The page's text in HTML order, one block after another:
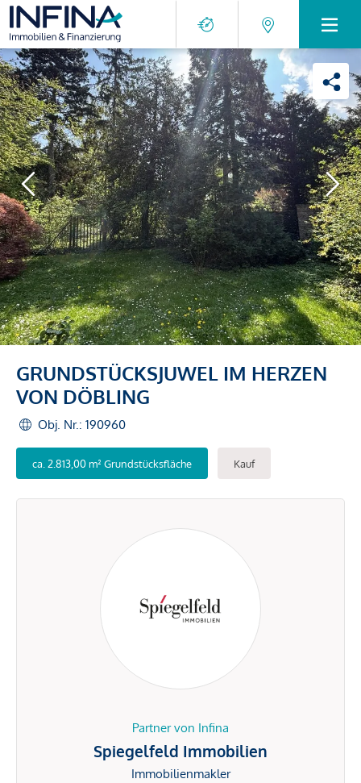
GRUNDSTÜCKSJUWEL IM HERZEN
VON DÖBLING
Obj. Nr.: 190960
ca. 2.813,00 m² Grundstücksfläche Kauf
Partner von Infina
Spiegelfeld Immobilien
Immobilienmakler